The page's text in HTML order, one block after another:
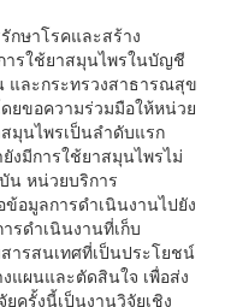
กษาโรคและสร้าง
ารใช้ยาสมุนไพรในบัญชี
และกระทรวงสาธารณสุข
ยขอความร่วมมือให้หน่วย
มุนไพรเป็นลำดับแรก
งมีการใช้ยาสมุนไพรไม่
น หน่วยบริการ
อมูลการดำเนินงานไปยัง
รดำเนินงานที่เก็บ
ารสนเทศที่เป็นประโยชน์
แผนและตัดสินใจ เพื่อส่ง
ครั้งนี้เป็นงานวิจัยเชิง